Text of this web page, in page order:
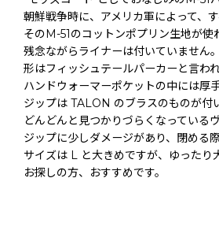
朝鮮戦争時に、アメリカ軍によって、
そのM-51のコットンポプリン生地が使
残念ながらライナーは付いていません。
形はフィッシュテールパーカーと言わ
ハンドウォーマーポケットの中には厚
ジップは TALON のブラスのものが付
どんどんと見つかりづらくなっている
ジップに少しダメージがあり、閉める
サイズは L と大きめですが、ゆったり
お探しの方、おすすめです。